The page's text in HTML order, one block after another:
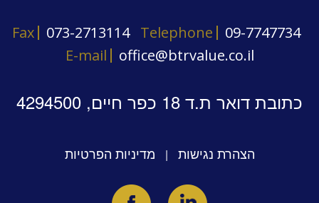
Fax 073-2713114 Telephone
09-7747734
E-mail
office@btrvalue.co.il
כתובת דואר ת.ד 18 כפר חיים, 4294500
הצהרת נגישות | מדיניות הפרטיות